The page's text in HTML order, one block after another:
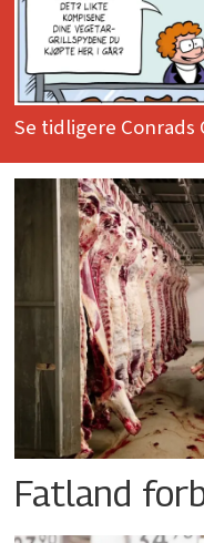
Se tidligere Conrads
Fatland